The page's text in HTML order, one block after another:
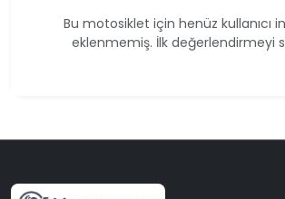
Bu motosiklet için henüz kullanıcı
eklenmemiş. İlk değerlendirmeyi